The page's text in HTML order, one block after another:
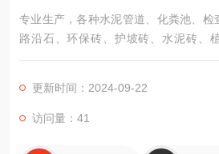
专业生产，各种水泥管道、化粪池、检
路沿石、环保砖、护坡砖、水泥砖、
板、水泥围栏等定做各种水泥制品。
更新时间：2024-09-22
访问量：41